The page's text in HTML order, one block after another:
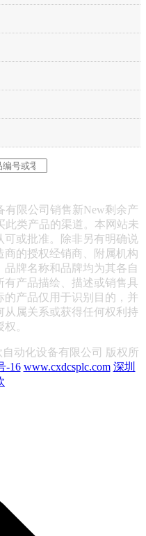
有限公司销售新New剩余产
此类产品的渠道。本网站未
或批准。除非另有明确说
的授权经销商、附属机构
牌名称和品牌均为其各自
有产品描绘、描述或销售具
产品仅用于识别目的，并
属关系或获得任何权利持
。
自动化设备有限公司 版权所
-16 www.cxdcsplc.com 深圳